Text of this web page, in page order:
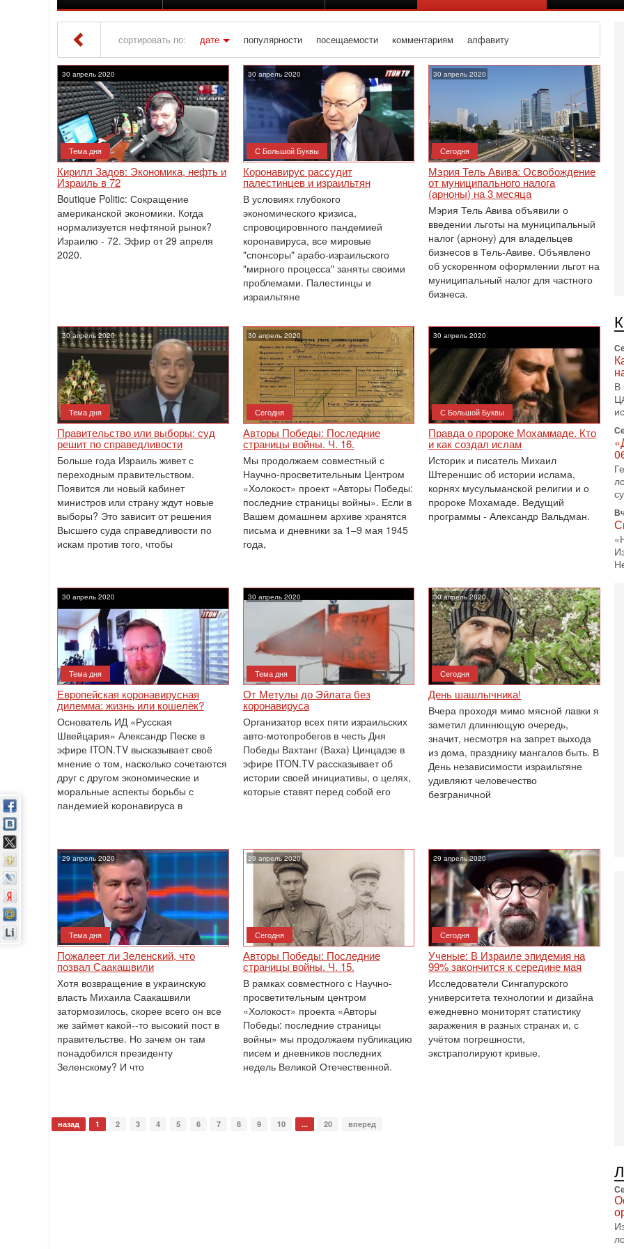
сортировать по: дате популярности посещаемости комментариям алфавиту
» Материалы за Апрель 2020 года
30 апрель 2020
Тема дня
Кирилл Задов: Экономика, нефть и
Израиль в 72
Boutique Politic: Сокращение
американской экономики. Когда
нормализуется нефтяной рынок?
Израилю - 72. Эфир от 29 апреля
2020.
30 апрель 2020
С Большой Буквы
Коронавирус рассудит
палестинцев и израильтян
В условиях глубокого
экономического кризиса,
спровоцировнного пандемией
коронавируса, все мировые
"спонсоры" арабо-израильского
"мирного процесса" заняты своими
проблемами. Палестинцы и
израильтяне
30 апрель 2020
Сегодня
Мэрия Тель Авива: Освобождение
от муниципального налога
(арноны) на 3 месяца
Мэрия Тель Авива объявили о
введении льготы на муниципальный
налог (арнону) для владельцев
бизнесов в Тель-Авиве. Объявлено
об ускоренном оформлении льгот на
муниципальный налог для частного
бизнеса.
30 апрель 2020
Тема дня
Правительство или выборы: суд
решит по справедливости
Больше года Израиль живет с
переходным правительством.
Появится ли новый кабинет
министров или страну ждут новые
выборы? Это зависит от решения
Высшего суда справедливости по
искам против того, чтобы
30 апрель 2020
Сегодня
Авторы Победы: Последние
страницы войны. Ч. 16.
Мы продолжаем совместный с
Научно-просветительным Центром
«Холокост» проект «Авторы Победы:
последние страницы войны». Если в
Вашем домашнем архиве хранятся
письма и дневники за 1–9 мая 1945
года,
30 апрель 2020
С Большой Буквы
Правда о пророке Мохаммаде. Кто
и как создал ислам
Историк и писатель Михаил
Штереншис об истории ислама,
корнях мусульманской религии и о
пророке Мохамаде. Ведущий
программы - Александр Вальдман.
30 апрель 2020
Тема дня
Европейская коронавирусная
дилемма: жизнь или кошелёк?
Основатель ИД «Русская
Швейцария» Александр Песке в
эфире ITON.TV высказывает своё
мнение о том, насколько сочетаются
друг с другом экономические и
моральные аспекты борьбы с
пандемией коронавируса в
30 апрель 2020
Тема дня
От Метулы до Эйлата без
коронавируса
Организатор всех пяти израильских
авто-мотопробегов в честь Дня
Победы Вахтанг (Ваха) Цинцадзе в
эфире ITON.TV рассказывает об
истории своей инициативы, о целях,
которые ставят перед собой его
30 апрель 2020
Сегодня
День шашлычника!
Вчера проходя мимо мясной лавки я
заметил длиннющую очередь,
значит, несмотря на запрет выхода
из дома, празднику мангалов быть. В
День независимости израильтяне
удивляют человечество
безграничной
29 апрель 2020
Тема дня
Пожалеет ли Зеленский, что
позвал Саакашвили
Хотя возвращение в украинскую
власть Михаила Саакашвили
затормозилось, скорее всего он все
же займет какой--то высокий пост в
правительстве. Но зачем он там
понадобился президенту
Зеленскому? И что
29 апрель 2020
Сегодня
Авторы Победы: Последние
страницы войны. Ч. 15.
В рамках совместного с Научно-
просветительным центром
«Холокост» проекта «Авторы
Победы: последние страницы
войны» мы продолжаем публикацию
писем и дневников последних
недель Великой Отечественной.
29 апрель 2020
Сегодня
Ученые: В Израиле эпидемия на
99% закончится к середине мая
Исследователи Сингапурского
университета технологии и дизайна
ежедневно мониторят статистику
заражения в разных странах и, с
учётом погрешности,
экстраполируют кривые.
назад 1 2 3 4 5 6 7 8 9 10 ... 20 вперед
В